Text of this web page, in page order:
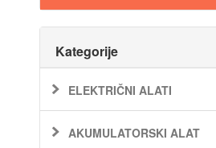
Kategorije
ELEKTRIČNI ALATI
AKUMULATORSKI ALAT